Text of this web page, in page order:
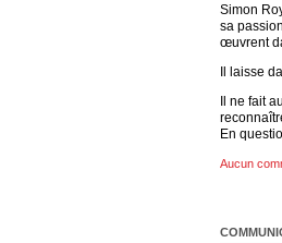
Simon
sa
œuvrent
Il laisse
Il ne fait
En
Aucun